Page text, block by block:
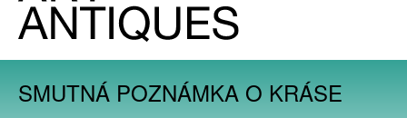
SMUTNÁ POZNÁMKA O KRÁSE